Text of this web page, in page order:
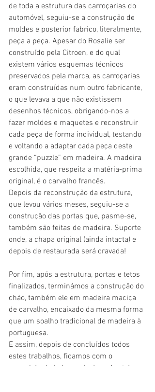
de toda a estrutura das carroçarias do
automóvel, seguiu-se a construção de
moldes e posterior fabrico, literalmente,
peça a peça. Apesar do Rosalie ser
construído pela Citroen, e do qual
existem vários esquemas técnicos
preservados pela marca, as carroçarias
eram construídas num outro fabricante,
o que levava a que não existissem
desenhos técnicos, obrigando-nos a
fazer moldes e maquetes e reconstruir
cada peça de forma individual, testando
e voltando a adaptar cada peça deste
grande “puzzle” em madeira. A madeira
escolhida, que respeita a matéria-prima
original, é o carvalho francês.
Depois da reconstrução da estrutura,
que levou vários meses, seguiu-se a
construção das portas que, pasme-se,
também são feitas de madeira. Suporte
onde, a chapa original (ainda intacta) e
depois de restaurada será cravada!
Por fim, após a estrutura, portas e tetos
finalizados, terminámos a construção do
chão, também ele em madeira maciça
de carvalho, encaixado da mesma forma
que um soalho tradicional de madeira à
portuguesa.
E assim, depois de concluídos todos
estes trabalhos, ficamos com o
esqueleto de toda a estrutura da viatura